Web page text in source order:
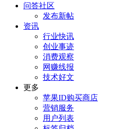
问答社区
发布新帖
资讯
行业快讯
创业事迹
消费观察
网赚线报
技术好文
更多
苹果ID购买商店
营销服务
用户列表